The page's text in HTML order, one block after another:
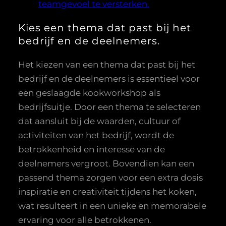
teamgevoel te versterken.
Kies een thema dat past bij het
bedrijf en de deelnemers.
Het kiezen van een thema dat past bij het
bedrijf en de deelnemers is essentieel voor
een geslaagde kookworkshop als
bedrijfsuitje. Door een thema te selecteren
dat aansluit bij de waarden, cultuur of
activiteiten van het bedrijf, wordt de
betrokkenheid en interesse van de
deelnemers vergroot. Bovendien kan een
passend thema zorgen voor een extra dosis
inspiratie en creativiteit tijdens het koken,
wat resulteert in een unieke en memorabele
ervaring voor alle betrokkenen.